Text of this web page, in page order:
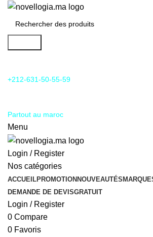
+212-631-50-55-59
Partout au maroc
Menu
Login / Register
Nos catégories
ACCUEILPROMOTIONNOUVEAUTÉS
DEMANDE DE DEVISGRATUIT
Login / Register
0 Compare
0 Favoris